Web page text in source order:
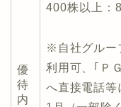
優
待
内
400株以上：
※自社グルー
利用可、｢Ｐ
へ直接電話等